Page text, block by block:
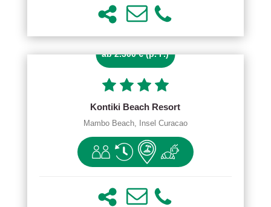
ab 2.300 € (p. P.)
Kontiki Beach Resort
Mambo Beach, Insel Curacao